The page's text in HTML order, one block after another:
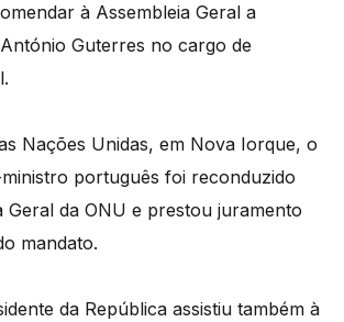
à Assembleia Geral a
Guterres no cargo de
Nações Unidas, em Nova Iorque, o
português foi reconduzido
Geral da ONU e prestou juramento
mandato.
da República assistiu também à